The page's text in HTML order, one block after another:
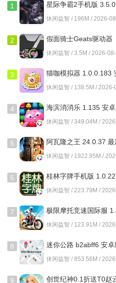
游戏题材新颖，将不挂科这一
关卡设计巧妙，谜题与学科知
游戏难度适中，既具有挑战性
软件功能
1、科目学习：
玩家可以通过学习不同科目的
为解决谜题打下基础。
2、谜题挑战：
游戏设置了各种各样的谜题，
才能顺利通关。
3、剧情互动：
1
星际争霸2手机版
方安卓版
休闲益智 / 196M / 2026-
2
假面骑士Geats驱动器
1.0.0 安卓版
休闲益智 / 3.5M / 2026-
3
猫咖模拟器 1.0.0.183
版
休闲益智 / 138.5M / 2026-
4 海滨消消乐 1.135 安
休闲益智 / 349.04M /
5 阿瓦隆之王 24.0.37 最
休闲益智 / 1922.95M /
6
桂林字牌手机版
最新版
休闲益智 / 223.79M /
7
极限摩托竞速国际服
安卓版
休闲益智 / 123.91M /
8 迷你公路 b2abff6 安卓
休闲益智 / 853.56M /
9 创世纪神0.1折送T0赵